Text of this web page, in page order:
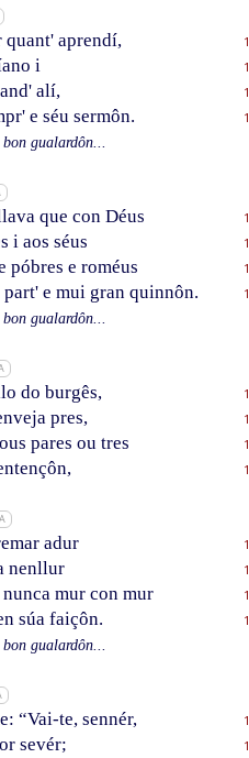
quant' aprendí,
i
alí,
e séu sermôn.
gualardôn...
que con Déus
i aos séus
póbres e roméus
e mui gran quinnôn.
gualardôn...
do burgês,
pres,
pares ou tres
adur
nenllur
mur con mur
súa faiçôn.
gualardôn...
“Vai-te, sennér,
sevér;